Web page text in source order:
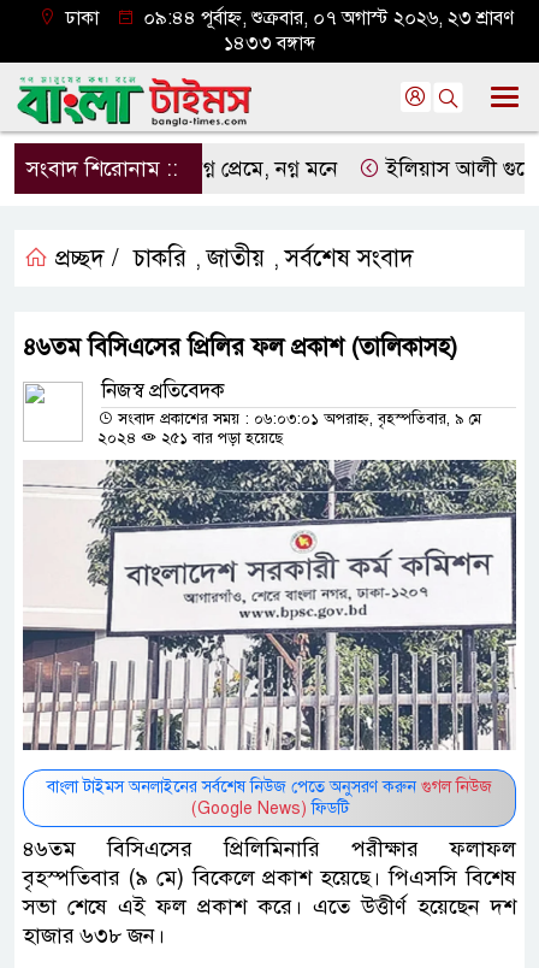
ঢাকা
০৯:৪৪ পূর্বাহ্ন, শুক্রবার, ০৭ অগাস্ট ২০২৬, ২৩ শ্রাবণ
১৪৩৩ বঙ্গাব্দ
সংবাদ শিরোনাম ::নগ্ন প্রেমে, নগ্ন মনে ইলিয়াস আলী গুমের
প্রচ্ছদ / চাকরি ,জাতীয় ,সর্বশেষ সংবাদ
৪৬তম বিসিএসের প্রিলির ফল প্রকাশ (তালিকাসহ)
নিজস্ব প্রতিবেদক
সংবাদ প্রকাশের সময় : ০৬:০৩:০১ অপরাহ্ন, বৃহস্পতিবার, ৯ মে
২০২৪
২৫১ বার পড়া হয়েছে
বাংলা টাইমস অনলাইনের সর্বশেষ নিউজ পেতে অনুসরণ করুন গুগল নিউজ
(Google News) ফিডটি
৪৬তম বিসিএসের প্রিলিমিনারি পরীক্ষার ফলাফল
বৃহস্পতিবার (৯ মে) বিকেলে প্রকাশ হয়েছে। পিএসসি বিশেষ
সভা শেষে এই ফল প্রকাশ করে। এতে উত্তীর্ণ হয়েছেন দশ
হাজার ৬৩৮ জন।